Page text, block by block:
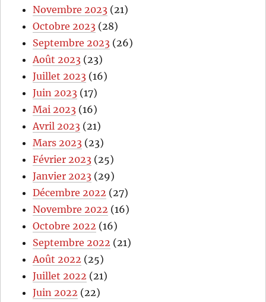
Novembre 2023 (21)
Octobre 2023 (28)
Septembre 2023 (26)
Août 2023 (23)
Juillet 2023 (16)
Juin 2023 (17)
Mai 2023 (16)
Avril 2023 (21)
Mars 2023 (23)
Février 2023 (25)
Janvier 2023 (29)
Décembre 2022 (27)
Novembre 2022 (16)
Octobre 2022 (16)
Septembre 2022 (21)
Août 2022 (25)
Juillet 2022 (21)
Juin 2022 (22)